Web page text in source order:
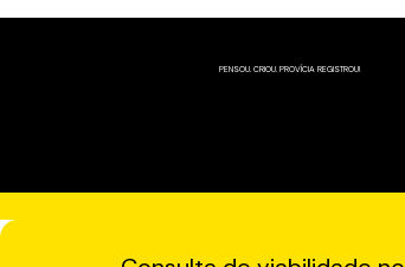
PENSOU. CRIOU. PROVÍCIA REGISTROU!